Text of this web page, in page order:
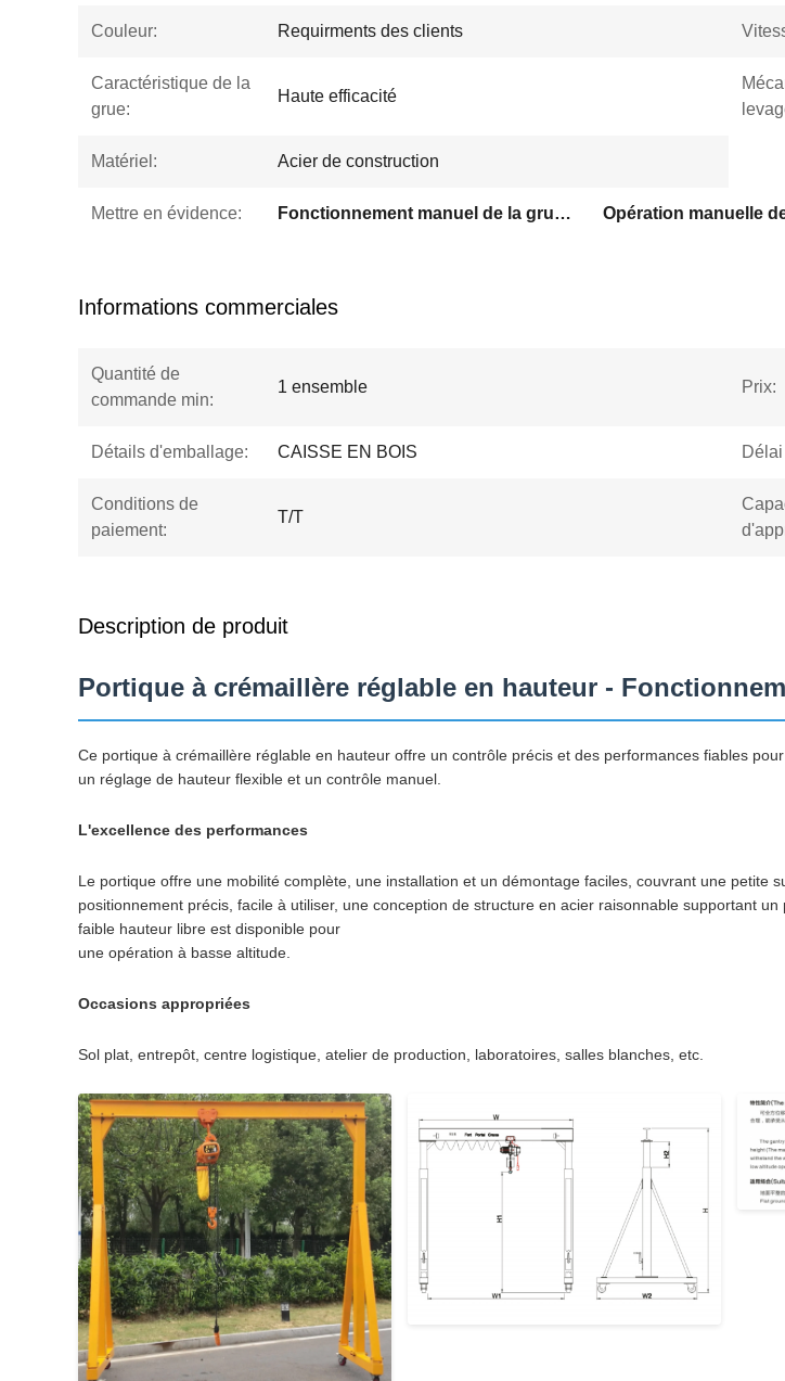
Couleur: Requirments des clients
Caractéristique de la
grue:
Haute efficacité
Matériel: Acier de construction
Mettre en évidence: Fonctionnement manuel de la grue réglable
Informations commerciales
Quantité de
commande min:
1 ensemble Prix:
Détails d'emballage: CAISSE EN BOIS
Conditions de
paiement:
T/T
Description de produit
Portique à crémaillère réglable en hauteur -
Ce portique à crémaillère réglable en hauteur offre un contrôle précis et des performances fiables
un réglage de hauteur flexible et un contrôle manuel.
L'excellence des performances
Le portique offre une mobilité complète, une installation et un démontage faciles, couvrant une
positionnement précis, facile à utiliser, une conception de structure en acier raisonnable supportant
faible hauteur libre est disponible pour
une opération à basse altitude.
Occasions appropriées
Sol plat, entrepôt, centre logistique, atelier de production, laboratoires, salles blanches, etc.